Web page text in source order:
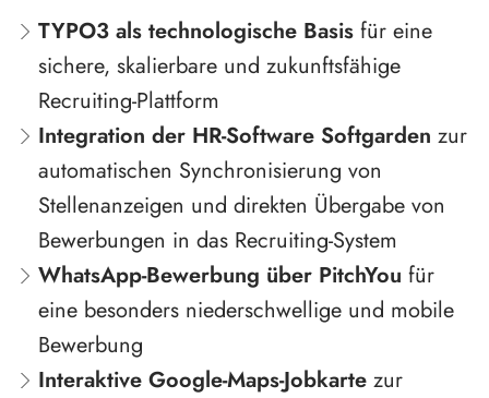
TYPO3 als technologische Basis für eine
sichere, skalierbare und zukunftsfähige
Recruiting-Plattform
Integration der HR-Software Softgarden zur
automatischen Synchronisierung von
Stellenanzeigen und direkten Übergabe von
Bewerbungen in das Recruiting-System
WhatsApp-Bewerbung über PitchYou für
eine besonders niederschwellige und mobile
Bewerbung
Interaktive Google-Maps-Jobkarte zur